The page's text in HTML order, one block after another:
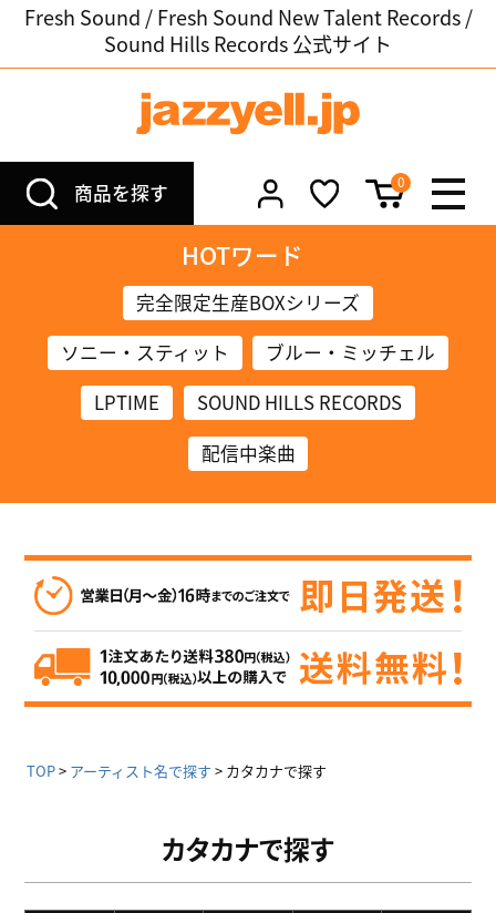
Fresh Sound / Fresh Sound New Talent Records /
Sound Hills Records 公式サイト
商品を探す 0
HOTワード
完全限定生産BOXシリーズ
ソニー・スティット
ブルー・ミッチェル
LPTIME
SOUND HILLS RECORDS
配信中楽曲
TOP アーティスト名で探す カタカナで探す
カタカナで探す